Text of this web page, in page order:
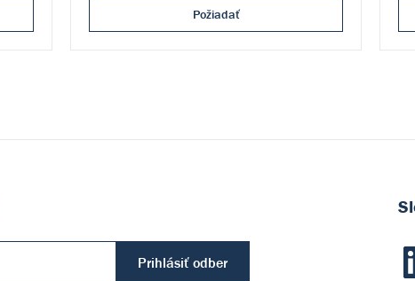
Požiadať
Prihlásiť odber